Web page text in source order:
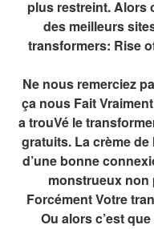
plus restreint. Alors
des meilleurs
transformers: Rise
Ne nous remerciez
ça nous Fait
a trouVé le
gratuits. La crème
d’une bonne
monstrueux non
Forcément Votre
Ou alors c’est